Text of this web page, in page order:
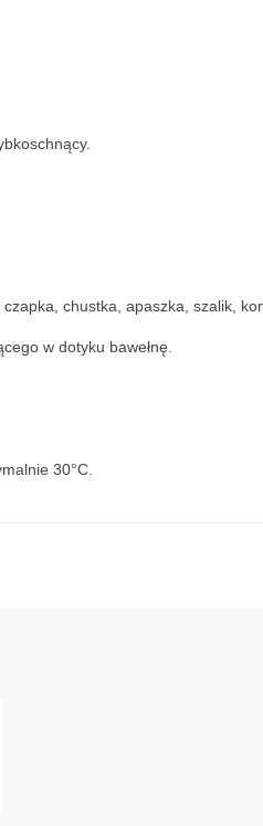
chustka, apaszka, szalik,
w dotyku bawełnę.
30°C.